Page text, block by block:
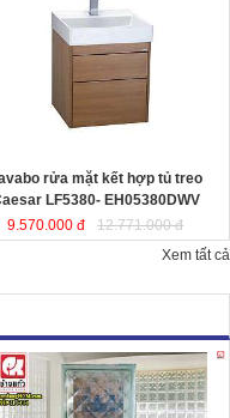
LF5380- EH05380DWV
thiết kế đầy cảm hứng và sáng
theo phong cách tối giản hiện
Thể hiện chất lượng thẩm mỹ
không gian phòng tắm.
: 500x500x100 mm.
rửa mặt kết hợp tủ treo
LF5380- EH05380DWV
9.570.000 đ
12.771.000 đ
Xem tất cả
kính lấy sángChangkaew
gạch